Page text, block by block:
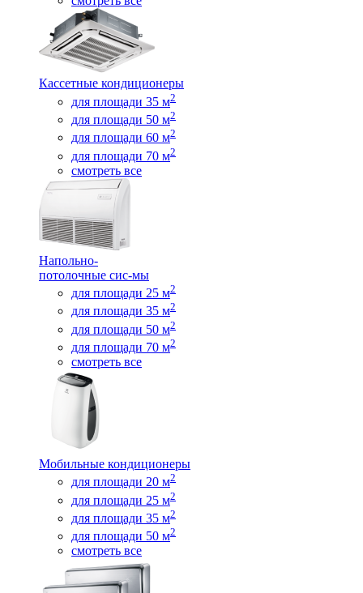
Кассетные кондиционеры
для площади 35 м2
для площади 50 м2
для площади 60 м2
для площади 70 м2
смотреть все
Напольно-
потолочные сис-мы
для площади 25 м2
для площади 35 м2
для площади 50 м2
для площади 70 м2
смотреть все
Мобильные кондиционеры
для площади 20 м2
для площади 25 м2
для площади 35 м2
для площади 50 м2
смотреть все